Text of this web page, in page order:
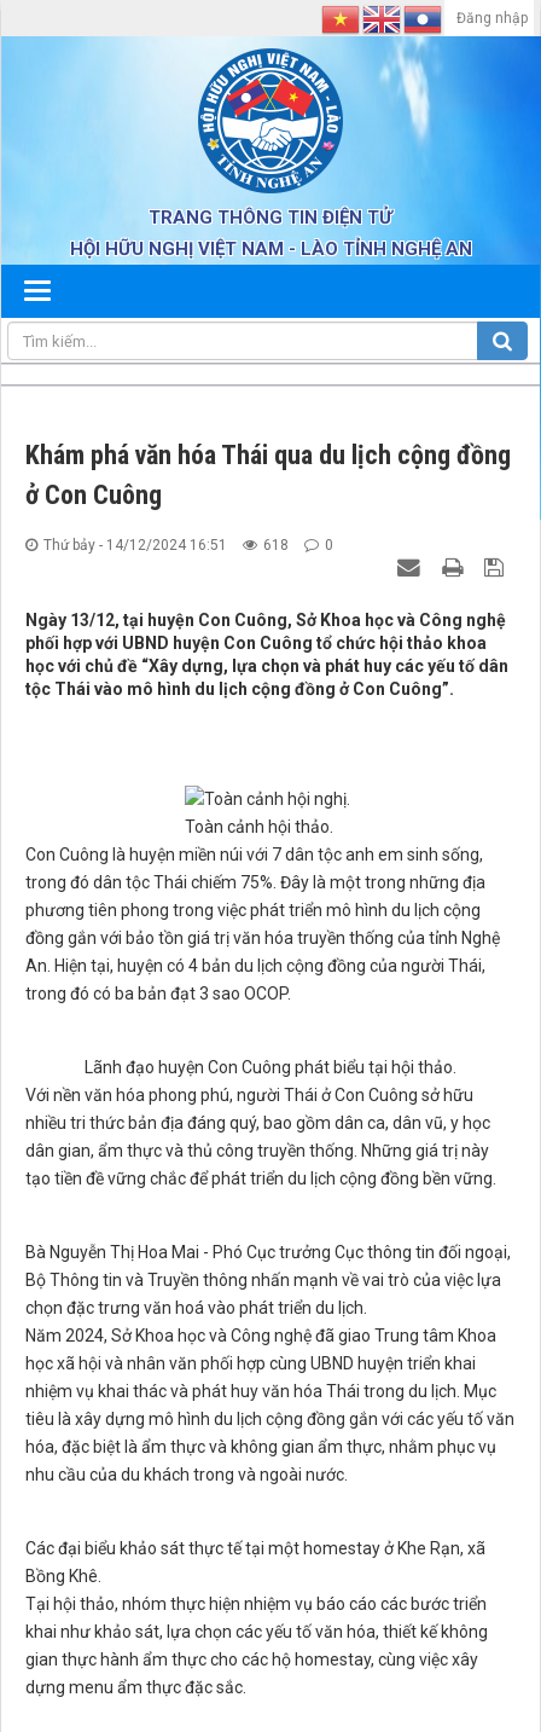
TRANG THÔNG TIN ĐIỆN TỬ
HỘI HỮU NGHỊ VIỆT NAM - LÀO TỈNH NGHỆ AN
Đăng nhập
Khám phá văn hóa Thái qua du lịch cộng đồng
ở Con Cuông
Thứ bảy - 14/12/2024 16:51 618 0
Ngày 13/12, tại huyện Con Cuông, Sở Khoa học và Công nghệ
phối hợp với UBND huyện Con Cuông tổ chức hội thảo khoa
học với chủ đề “Xây dựng, lựa chọn và phát huy các yếu tố dân
tộc Thái vào mô hình du lịch cộng đồng ở Con Cuông”.
Toàn cảnh hội thảo.
Con Cuông là huyện miền núi với 7 dân tộc anh em sinh sống,
trong đó dân tộc Thái chiếm 75%. Đây là một trong những địa
phương tiên phong trong việc phát triển mô hình du lịch cộng
đồng gắn với bảo tồn giá trị văn hóa truyền thống của tỉnh Nghệ
An. Hiện tại, huyện có 4 bản du lịch cộng đồng của người Thái,
trong đó có ba bản đạt 3 sao OCOP.
Lãnh đạo huyện Con Cuông phát biểu tại hội thảo.
Với nền văn hóa phong phú, người Thái ở Con Cuông sở hữu
nhiều tri thức bản địa đáng quý, bao gồm dân ca, dân vũ, y học
dân gian, ẩm thực và thủ công truyền thống. Những giá trị này
tạo tiền đề vững chắc để phát triển du lịch cộng đồng bền vững.
Bà Nguyễn Thị Hoa Mai - Phó Cục trưởng Cục thông tin đối ngoại,
Bộ Thông tin và Truyền thông nhấn mạnh về vai trò của việc lựa
chọn đặc trưng văn hoá vào phát triển du lịch.
Năm 2024, Sở Khoa học và Công nghệ đã giao Trung tâm Khoa
học xã hội và nhân văn phối hợp cùng UBND huyện triển khai
nhiệm vụ khai thác và phát huy văn hóa Thái trong du lịch. Mục
tiêu là xây dựng mô hình du lịch cộng đồng gắn với các yếu tố văn
hóa, đặc biệt là ẩm thực và không gian ẩm thực, nhằm phục vụ
nhu cầu của du khách trong và ngoài nước.
Các đại biểu khảo sát thực tế tại một homestay ở Khe Rạn, xã
Bồng Khê.
Tại hội thảo, nhóm thực hiện nhiệm vụ báo cáo các bước triển
khai như khảo sát, lựa chọn các yếu tố văn hóa, thiết kế không
gian thực hành ẩm thực cho các hộ homestay, cùng việc xây
dựng menu ẩm thực đặc sắc.